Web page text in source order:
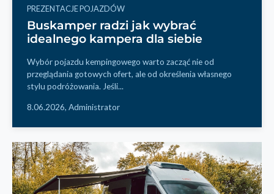
PREZENTACJE POJAZDÓW
Buskamper radzi jak wybrać
idealnego kampera dla siebie
Wybór pojazdu kempingowego warto zacząć nie od
przeglądania gotowych ofert, ale od określenia własnego
stylu podróżowania. Jeśli...
8.06.2026, Administrator